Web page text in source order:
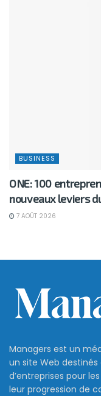
BUSINESS
ONE: 100
nouveaux leviers
7 AOÛT 2026
Managers est un
un site Web
d’entreprises pour
leur progression de